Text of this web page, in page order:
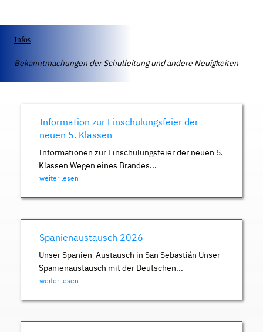
Infos
Bekanntmachungen der Schulleitung und andere Neuigkeiten
Information zur Einschulungsfeier der
neuen 5. Klassen
Informationen zur Einschulungsfeier der neuen 5.
Klassen Wegen eines Brandes...
weiter lesen
Spanienaustausch 2026
Unser Spanien-Austausch in San Sebastián Unser
Spanienaustausch mit der Deutschen...
weiter lesen